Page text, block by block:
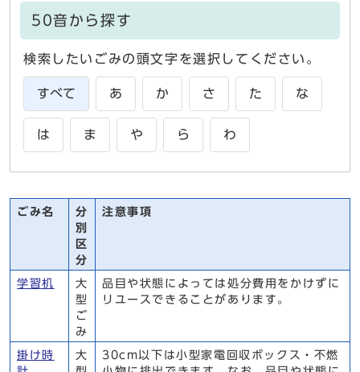
50音から探す
検索したいごみの頭文字を選択してください。
すべて あ か さ た な
は ま や ら わ
ごみ名
分
別
区
分
注意事項
学習机
大
型
ご
み
品目や状態によっては処分費用をかけずに
リユースできることがあります。
掛け時
大
30cm以下は小型家電回収ボックス・不燃